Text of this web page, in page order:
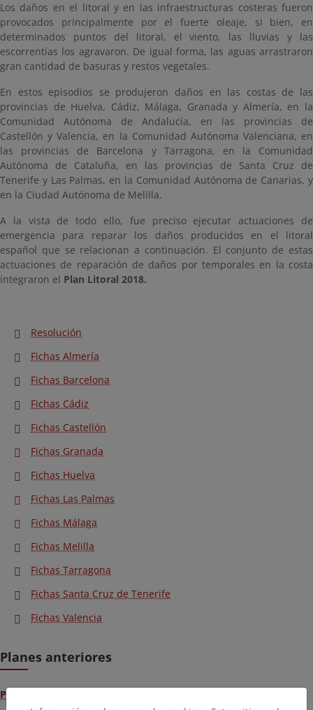
Los daños en el litoral y en las infraestructuras costeras fueron
provocados principalmente por el fuerte oleaje, si bien, en
determinados puntos del litoral, el viento, las lluvias y las
escorrentías los agravaron. De igual forma, las aguas arrastraron
gran cantidad de basuras y restos vegetales.
En estos episodios se produjeron daños en las costas de las
provincias de Huelva, Cádiz, Málaga, Granada y Almería, en la
Comunidad Autónoma de Andalucía, en las provincias de
Castellón y Valencia, en la Comunidad Autónoma Valenciana, en
las provincias de Barcelona y Tarragona, en la Comunidad
Autónoma de Cataluña, en las provincias de Santa Cruz de
Tenerife y Las Palmas, en la Comunidad Autónoma de Canarias, y
en la Ciudad Autónoma de Melilla.
A la vista de todo ello, fue preciso ejecutar actuaciones de
emergencia para reparar los daños producidos en el litoral
español que se relacionan a continuación. El conjunto de estas
actuaciones de reparación de daños por temporales en la costa
integraron el Plan Litoral 2018.
Resolución
Fichas Almería
Fichas Barcelona
Fichas Cádiz
Fichas Castellón
Fichas Granada
Fichas Huelva
Fichas Las Palmas
Fichas Málaga
Fichas Melilla
Fichas Tarragona
Fichas Santa Cruz de Tenerife
Fichas Valencia
Planes anteriores
Plan Litoral 2017